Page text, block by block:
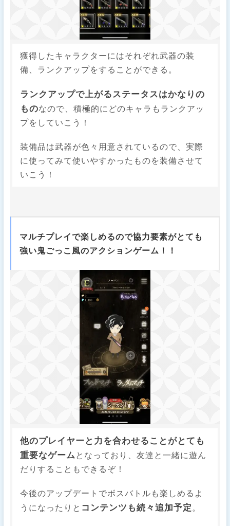
獲得したキャラクターにはそれぞれ武器の装
備、ランクアップをすることができる。
ランクアップで上がるステータスはかなりの
ものなので、積極的にどのキャラもランクアッ
プをしていこう！
装備品は武器が色々用意されているので、実際
に使ってみて使いやすかったものを装備させて
いこう！
マルチプレイで楽しめるので協力要素がとても
強い鬼ごっこ風のアクションゲーム！！
他のプレイヤーと力を合わせることがとても
重要なゲームとなっており、友達と一緒に遊ん
だりすることもできるぞ！
今後のアップデートでボスバトルも楽しめるよ
うになったりと コンテンツも続々追加予定。